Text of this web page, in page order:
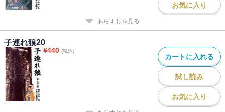
お気に入り
あらすじを見る
子連れ狼20
¥440 (税込)
カートに入れる
試し読み
お気に入り